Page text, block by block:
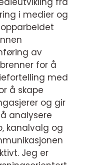
i medier og
av
for å
med
å skape
og gir
analysere
kanalvalg og
Jeg er